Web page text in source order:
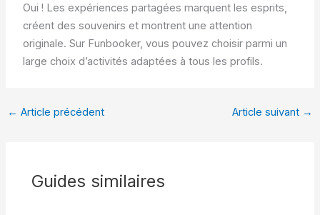
Oui ! Les expériences partagées marquent les esprits,
créent des souvenirs et montrent une attention
originale. Sur Funbooker, vous pouvez choisir parmi un
large choix d’activités adaptées à tous les profils.
← Article précédent Article suivant →
Guides similaires